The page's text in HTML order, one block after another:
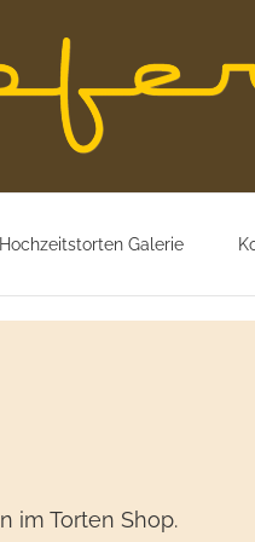
Hochzeitstorten Galerie
im Torten Shop.